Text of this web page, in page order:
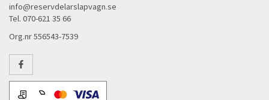
info@reservdelarslapvagn.se
Tel. 070-621 35 66
Org.nr 556543-7539